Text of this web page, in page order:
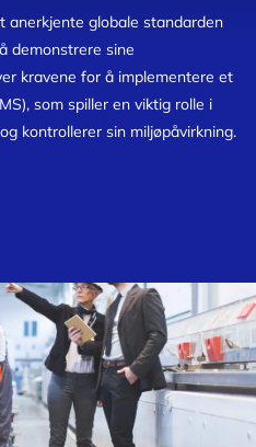
anerkjente globale standarden
demonstrere sine
kravene for å implementere et
som spiller en viktig rolle i
kontrollerer sin miljøpåvirkning.